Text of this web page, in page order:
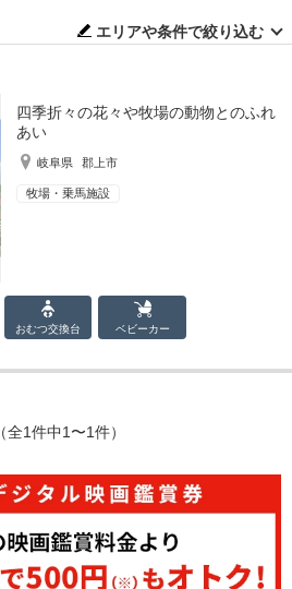
エリアや条件で絞り込む
四季折々の花々や牧場の動物とのふれ
あい
岐阜県 郡上市
牧場・乗馬施設
おむつ交換台 ベビーカー
（全1件中1〜1件）